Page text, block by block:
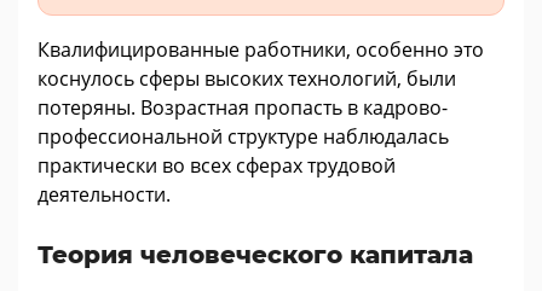
Квалифицированные работники, особенно это
коснулось сферы высоких технологий, были
потеряны. Возрастная пропасть в кадрово-
профессиональной структуре наблюдалась
практически во всех сферах трудовой
деятельности.
Теория человеческого капитала